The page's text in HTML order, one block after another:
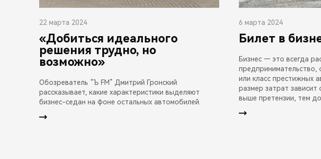
22 марта 2024
«Добиться идеального
решения трудно, но
возможно»
Обозреватель “Ъ FM” Дмитрий Гронский
рассказывает, какие характеристики выделяют
бизнес-седан на фоне остальных автомобилей.
6 марта 2024
Билет в
Бизнес — это всегда
предпринимательство,
или класс престижных
размер затрат зависит
выше претензии, тем